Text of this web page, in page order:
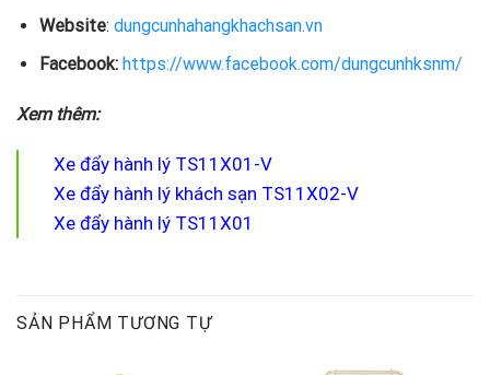
Website: dungcunhahangkhachsan.vn
Facebook: https://www.facebook.com/dungcunhksnm/
Xem thêm:
Xe đẩy hành lý TS11X01-V
Xe đẩy hành lý khách sạn TS11X02-V
Xe đẩy hành lý TS11X01
SẢN PHẨM TƯƠNG TỰ